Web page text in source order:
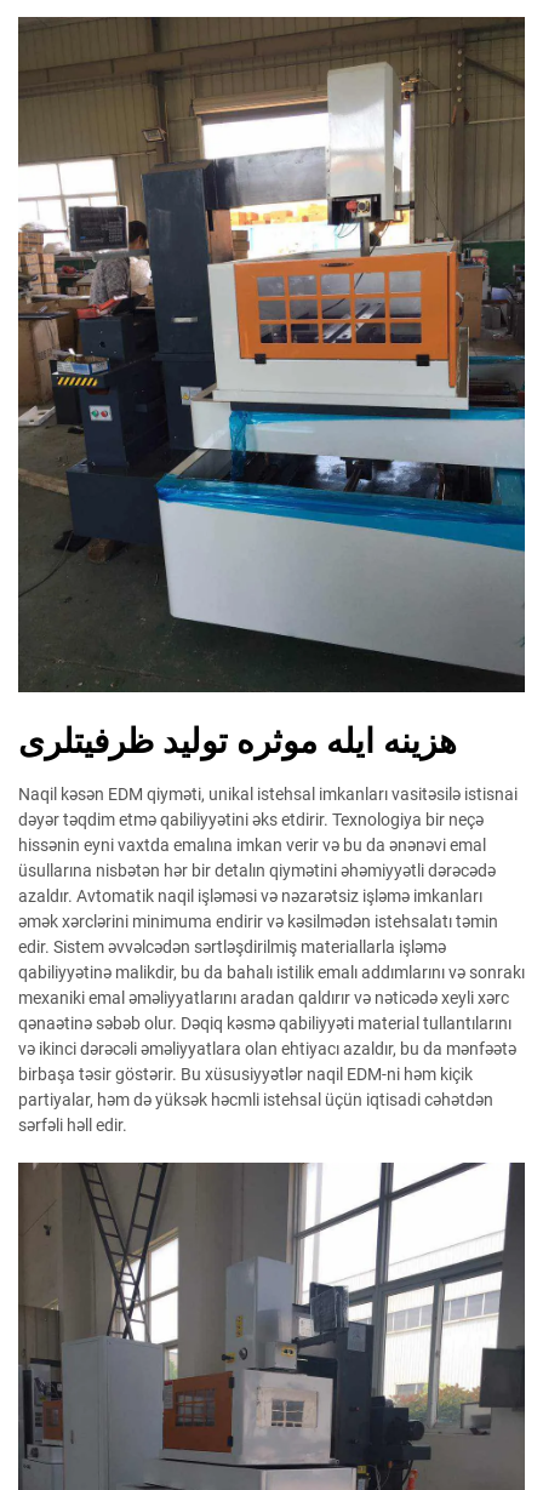
هزینه ایله موثره تولید ظرفیتلری
Naqil kəsən EDM qiyməti, unikal istehsal imkanları vasitəsilə istisnai
dəyər təqdim etmə qabiliyyətini əks etdirir. Texnologiya bir neçə
hissənin eyni vaxtda emalına imkan verir və bu da ənənəvi emal
üsullarına nisbətən hər bir detalın qiymətini əhəmiyyətli dərəcədə
azaldır. Avtomatik naqil işləməsi və nəzarətsiz işləmə imkanları
əmək xərclərini minimuma endirir və kəsilmədən istehsalatı təmin
edir. Sistem əvvəlcədən sərtləşdirilmiş materiallarla işləmə
qabiliyyətinə malikdir, bu da bahalı istilik emalı addımlarını və sonrakı
mexaniki emal əməliyyatlarını aradan qaldırır və nəticədə xeyli xərc
qənaətinə səbəb olur. Dəqiq kəsmə qabiliyyəti material tullantılarını
və ikinci dərəcəli əməliyyatlara olan ehtiyacı azaldır, bu da mənfəətə
birbaşa təsir göstərir. Bu xüsusiyyətlər naqil EDM-ni həm kiçik
partiyalar, həm də yüksək həcmli istehsal üçün iqtisadi cəhətdən
sərfəli həll edir.